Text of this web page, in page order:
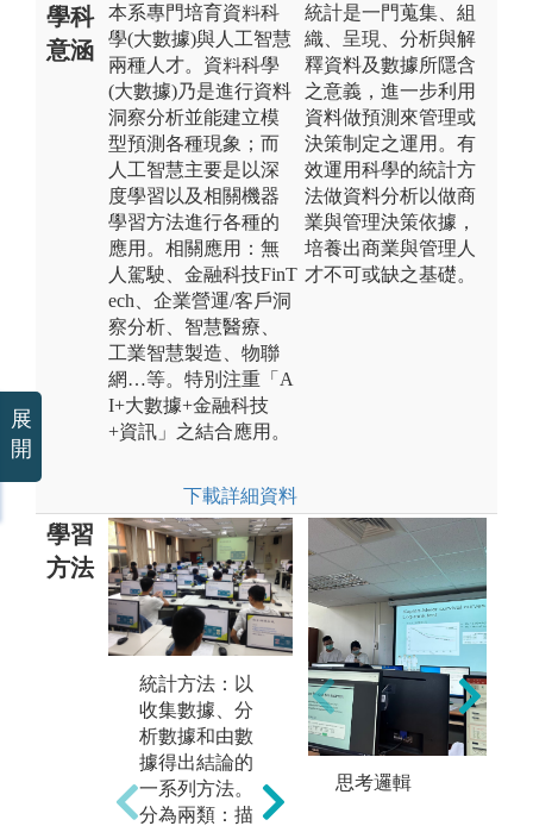
學科
意涵
本系專門培育資料科
學(大數據)與人工智慧
兩種人才。資料科學
(大數據)乃是進行資料
洞察分析並能建立模
型預測各種現象；而
人工智慧主要是以深
度學習以及相關機器
學習方法進行各種的
應用。相關應用：無
人駕駛、金融科技FinT
ech、企業營運/客戶洞
察分析、智慧醫療、
工業智慧製造、物聯
網…等。特別注重「A
I+大數據+金融科技
+資訊」之結合應用。
下載詳細資料
統計是一門蒐集、組
織、呈現、分析與解
釋資料及數據所隱含
之意義，進一步利用
資料做預測來管理或
決策制定之運用。有
效運用科學的統計方
法做資料分析以做商
業與管理決策依據，
培養出商業與管理人
才不可或缺之基礎。
學習
方法
統計方法：以
收集數據、分
析數據和由數
據得出結論的
一系列方法。
分為兩類：描
機器學習：
機器學習理論
主要是設計和
分析一些讓電
腦可以自動
思考邏輯
展
開